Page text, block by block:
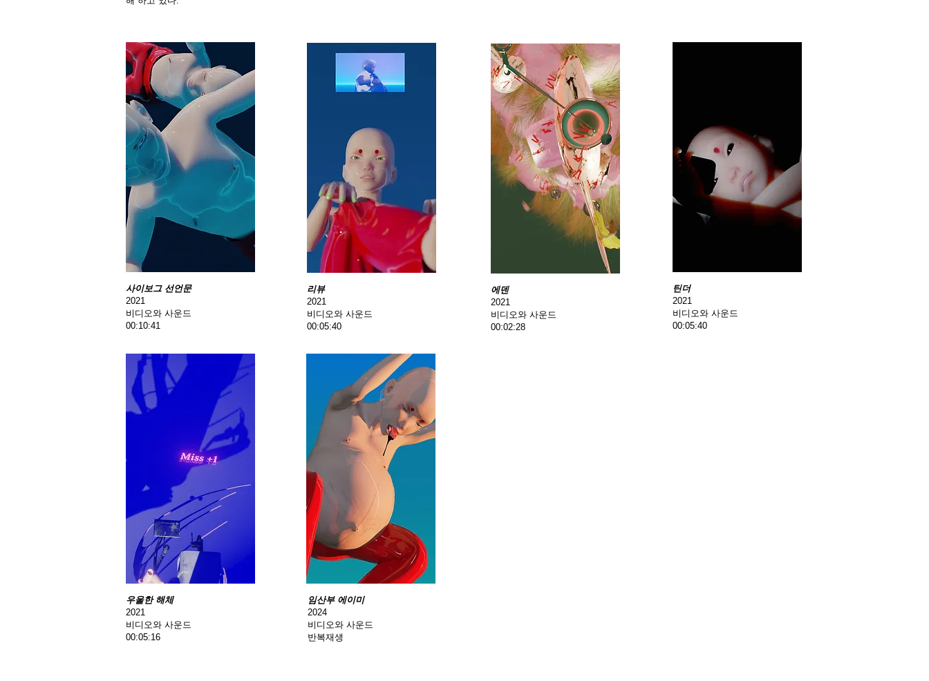
사이보그 선언문
2021
비디오와 사운드
00:10:41
우울한 해체
2021
비디오와 사운드
00:05:16
리뷰
2021
비디오와 사운드
00:05:40
임산부 에이미
2024
비디오와 사운드
반복재생
에덴
2021
비디오와 사운드
00:02:28
틴더
2021
비디오와 사운드
00:05:40